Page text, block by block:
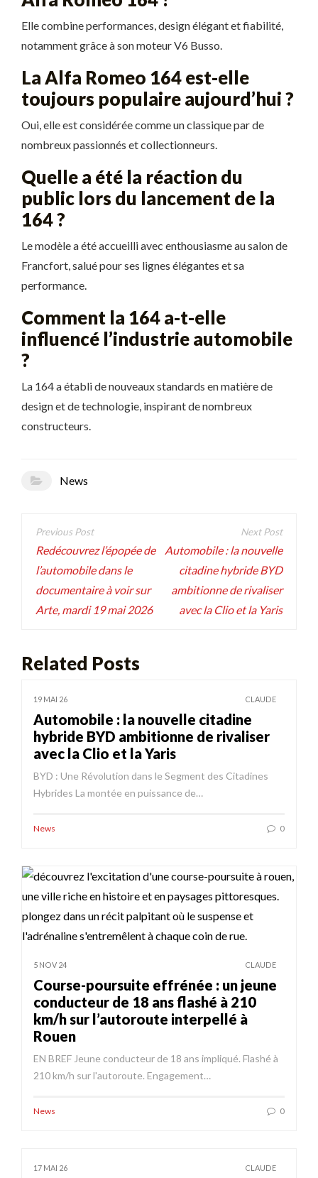
Elle combine performances, design élégant et fiabilité,
notamment grâce à son moteur V6 Busso.
La Alfa Romeo 164 est-elle
toujours populaire aujourd’hui ?
Oui, elle est considérée comme un classique par de
nombreux passionnés et collectionneurs.
Quelle a été la réaction du
public lors du lancement de la
164 ?
Le modèle a été accueilli avec enthousiasme au salon de
Francfort, salué pour ses lignes élégantes et sa
performance.
Comment la 164 a-t-elle
influencé l’industrie automobile
?
La 164 a établi de nouveaux standards en matière de
design et de technologie, inspirant de nombreux
constructeurs.
News
Navigation
de
l’article
Redécouvrez l’épopée de
l’automobile dans le
documentaire à voir sur
Arte, mardi 19 mai 2026
Automobile : la nouvelle
citadine hybride BYD
ambitionne de rivaliser
avec la Clio et la Yaris
Related Posts
19 MAI 26 CLAUDE
Automobile : la nouvelle citadine
hybride BYD ambitionne de rivaliser
avec la Clio et la Yaris
BYD : Une Révolution dans le Segment des Citadines
Hybrides La montée en puissance de…
News 0
5 NOV 24 CLAUDE
Course-poursuite effrénée : un jeune
conducteur de 18 ans flashé à 210
km/h sur l’autoroute interpellé à
Rouen
EN BREF Jeune conducteur de 18 ans impliqué. Flashé à
210 km/h sur l'autoroute. Engagement…
News 0
17 MAI 26 CLAUDE